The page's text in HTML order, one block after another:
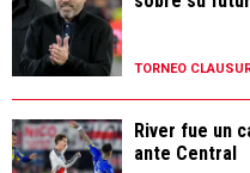
TORNEO
River fue un
ante Central